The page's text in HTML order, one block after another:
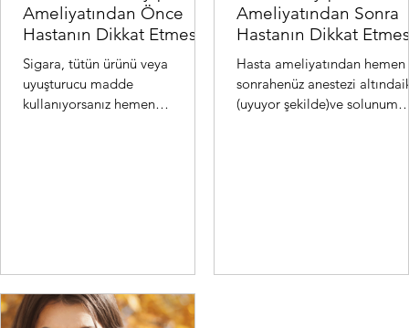
Ameliyatından Önce
Hastanın Dikkat Etmesi
Gereken Hususlar:
Sigara, tütün ürünü veya
uyuşturucu madde
kullanıyorsanız hemen
Ameliyatından Sonra
Hastanın Dikkat
Gereken Hususlar:
Hasta ameliyatından hemen
sonrahenüz anestezi
(uyuyor şekilde)ve solunum